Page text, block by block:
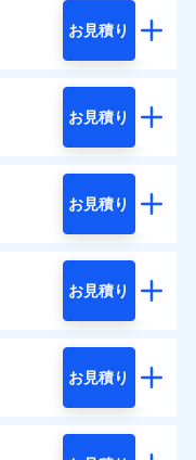
お見積り
お見積り
お見積り
お見積り
お見積り